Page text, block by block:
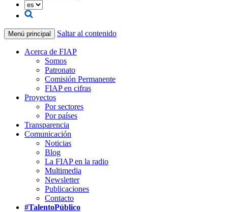
Menú principal Saltar al contenido
Acerca de FIAP
Somos
Patronato
Comisión Permanente
FIAP en cifras
Proyectos
Por sectores
Por países
Transparencia
Comunicación
Noticias
Blog
La FIAP en la radio
Multimedia
Newsletter
Publicaciones
Contacto
#TalentoPúblico